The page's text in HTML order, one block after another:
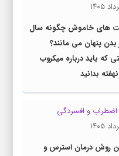
های خاموش چگونه سال
بدن پنهان می مانند؟
که باید درباره میکروب
بدانید
اضطراب و افسردگی
روش درمان استرس و